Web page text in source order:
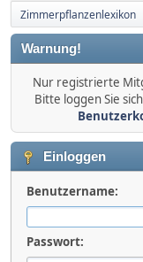
Zimmerpflanzenlexikon
Warnung!
Nur registrierte
Bitte loggen Sie
Einloggen
Benutzername:
Passwort: